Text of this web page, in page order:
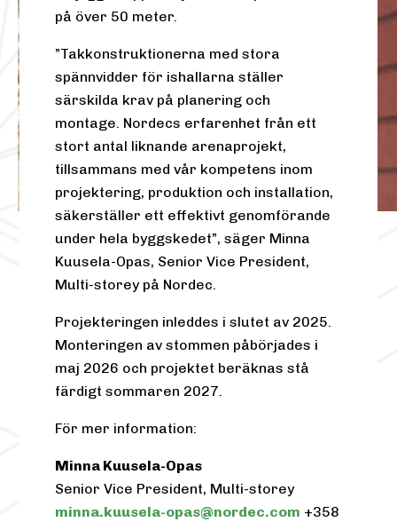
på över 50 meter.
”Takkonstruktionerna med stora
spännvidder för ishallarna ställer
särskilda krav på planering och
montage. Nordecs erfarenhet från ett
stort antal liknande arenaprojekt,
tillsammans med vår kompetens inom
projektering, produktion och installation,
säkerställer ett effektivt genomförande
under hela byggskedet”, säger Minna
Kuusela-Opas, Senior Vice President,
Multi-storey på Nordec.
Projekteringen inleddes i slutet av 2025.
Monteringen av stommen påbörjades i
maj 2026 och projektet beräknas stå
färdigt sommaren 2027.
För mer information:
Minna Kuusela-Opas
Senior Vice President, Multi-storey
minna.kuusela-opas@nordec.com +358